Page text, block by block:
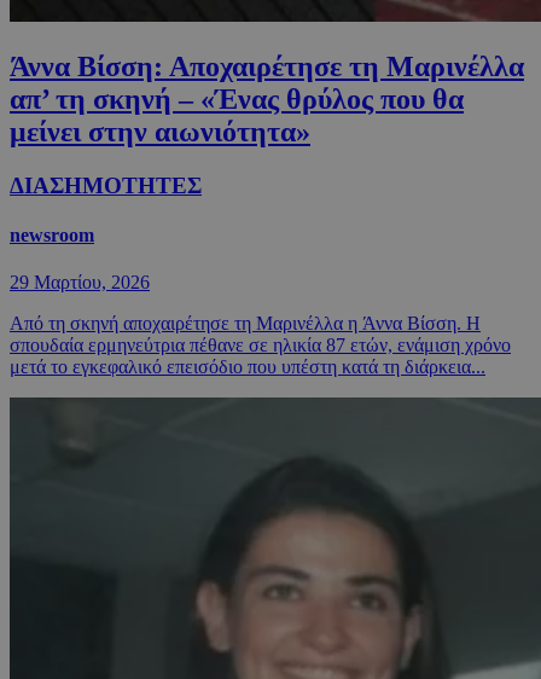
Άννα Βίσση: Αποχαιρέτησε τη Μαρινέλλα
απ’ τη σκηνή – «Ένας θρύλος που θα
μείνει στην αιωνιότητα»
ΔΙΑΣΗΜΟΤΗΤΕΣ
newsroom
29 Μαρτίου, 2026
Από τη σκηνή αποχαιρέτησε τη Μαρινέλλα η Άννα Βίσση. Η
σπουδαία ερμηνεύτρια πέθανε σε ηλικία 87 ετών, ενάμιση χρόνο
μετά το εγκεφαλικό επεισόδιο που υπέστη κατά τη διάρκεια...